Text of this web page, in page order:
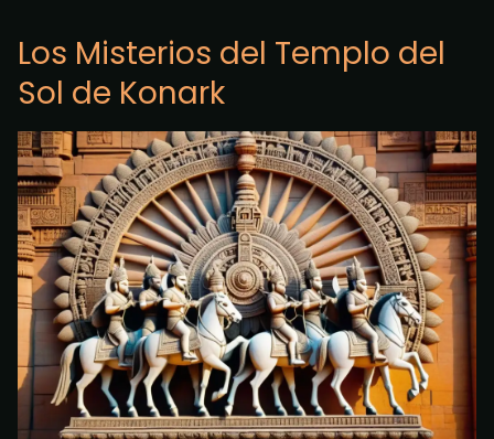
Los Misterios del Templo del
Sol de Konark